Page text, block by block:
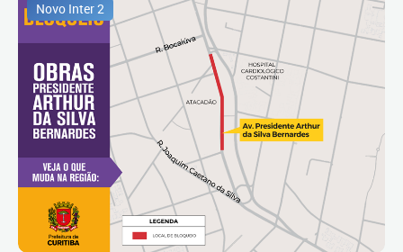
Novo Inter 2